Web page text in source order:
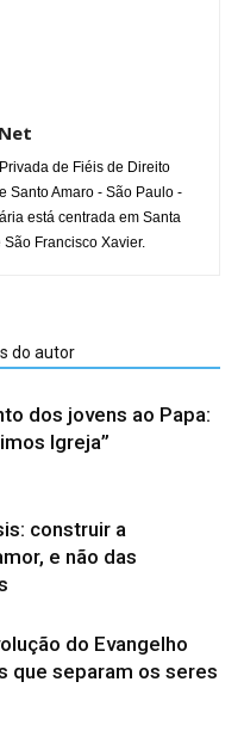
de Fiéis de Direito
Santo Amaro - São Paulo -
está centrada em Santa
Francisco Xavier.
do autor
dos jovens ao Papa:
Igreja”
construir a
e não das
do Evangelho
que separam os seres